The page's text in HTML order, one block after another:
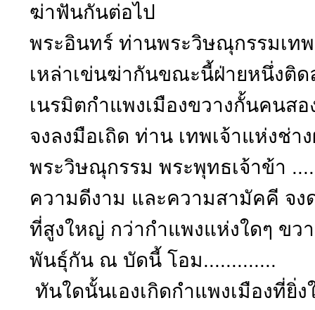
ฆ่าฟันกันต่อไป
พระอินทร์ ท่านพระวิษณุกรรมเทพ
เหล่าเข่นฆ่ากันขณะนี้ฝ่ายหนึ่งติ
เนรมิตกำแพงเมืองขวางกั้นคนส
จงลงมือเถิด ท่าน เทพเจ้าแห่งช่า
พระวิษณุกรรม พระพุทธเจ้าข้า
ความดีงาม และความสามัคคี จง
ที่สูงใหญ่ กว่ากำแพงแห่งใดๆ ขว
พันธุ์กัน ณ บัดนี้ โอม.............
ทันใดนั้นเองเกิดกำแพงเมืองที่